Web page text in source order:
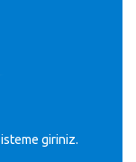
giriniz.